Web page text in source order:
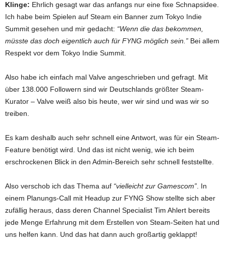
Klinge: Ehrlich gesagt war das anfangs nur eine fixe Schnapsidee.
Ich habe beim Spielen auf Steam ein Banner zum Tokyo Indie
Summit gesehen und mir gedacht: “Wenn die das bekommen,
müsste das doch eigentlich auch für FYNG möglich sein.” Bei allem
Respekt vor dem Tokyo Indie Summit.
Also habe ich einfach mal Valve angeschrieben und gefragt. Mit
über 138.000 Followern sind wir Deutschlands größter Steam-
Kurator – Valve weiß also bis heute, wer wir sind und was wir so
treiben.
Es kam deshalb auch sehr schnell eine Antwort, was für ein Steam-
Feature benötigt wird. Und das ist nicht wenig, wie ich beim
erschrockenen Blick in den Admin-Bereich sehr schnell feststellte.
Also verschob ich das Thema auf “vielleicht zur Gamescom”. In
einem Planungs-Call mit Headup zur FYNG Show stellte sich aber
zufällig heraus, dass deren Channel Specialist Tim Ahlert bereits
jede Menge Erfahrung mit dem Erstellen von Steam-Seiten hat und
uns helfen kann. Und das hat dann auch großartig geklappt!